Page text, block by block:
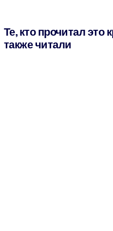
Те, кто прочитал это
также читали